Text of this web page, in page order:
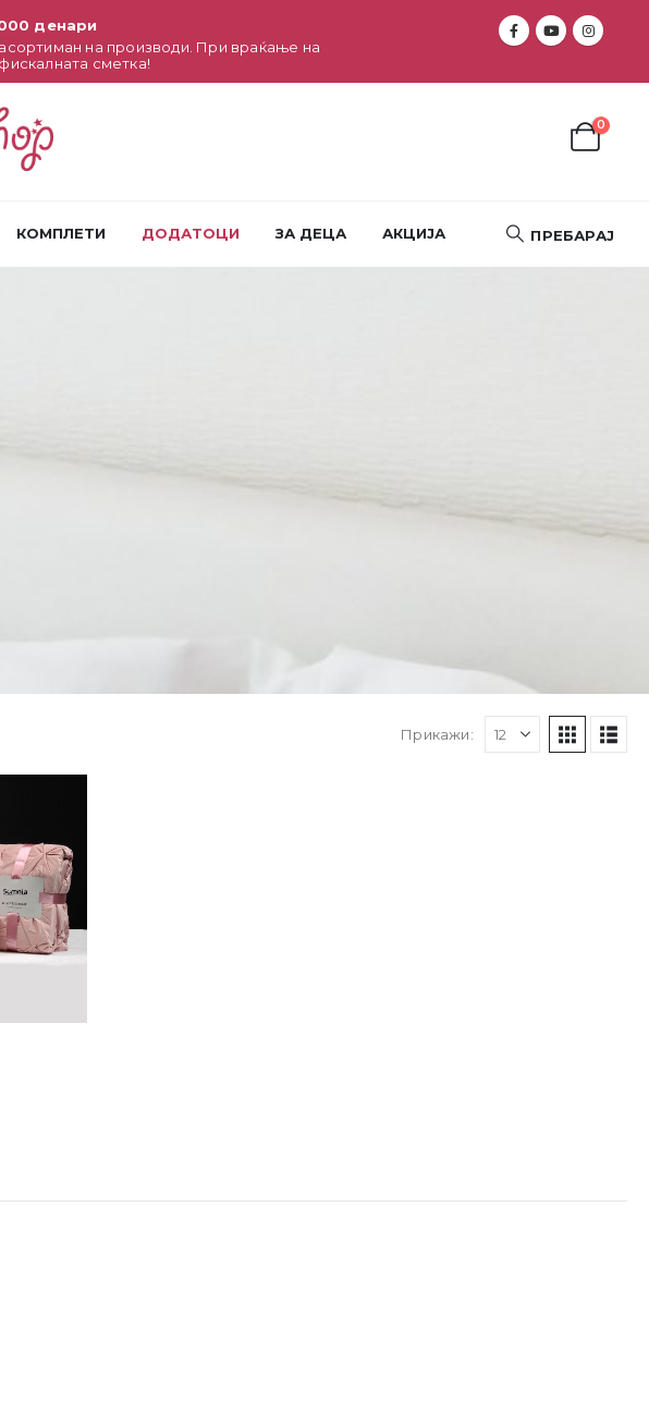
денари
на производи. При враќање на
сметка!
0
КОМПЛЕТИ ДОДАТОЦИ ЗА ДЕЦА АКЦИЈА ПРЕБАРАЈ
Прикажи: